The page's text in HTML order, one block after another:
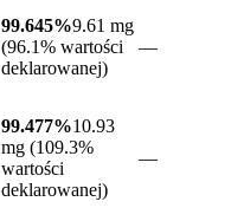
99.645%9.61 mg
(96.1% wartości
deklarowanej)
—
99.477%10.93
mg (109.3%
wartości
deklarowanej)
—